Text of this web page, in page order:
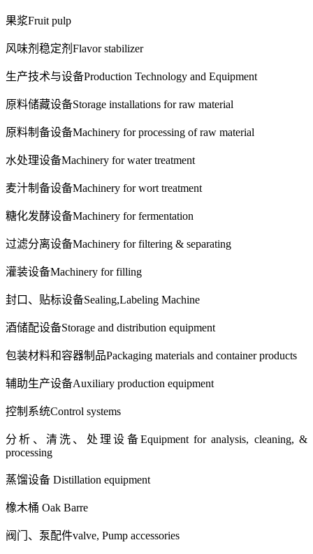
果浆Fruit pulp
风味剂稳定剂 Flavor stabilizer
生产技术与设备Production Technology and Equipment
原料储藏设备Storage installations for raw material
原料制备设备Machinery for processing of raw material
水处理设备Machinery for water treatment
麦汁制备设备Machinery for wort treatment
糖化发酵设备Machinery for fermentation
过滤分离设备Machinery for filtering & separating
灌装设备Machinery for filling
封口、贴标设备Sealing,Labeling Machine
酒储配设备Storage and distribution equipment
包装材料和容器制品Packaging materials and container products
辅助生产设备Auxiliary production equipment
控制系统Control systems
分析、清洗、处理设备Equipment for analysis, cleaning, &
processing
蒸馏设备 Distillation equipment
橡木桶 Oak Barre
阀门、泵配件valve, Pump accessories